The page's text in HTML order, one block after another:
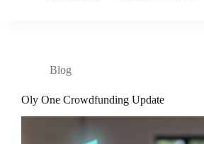
Blog
Oly One Crowdfunding Update